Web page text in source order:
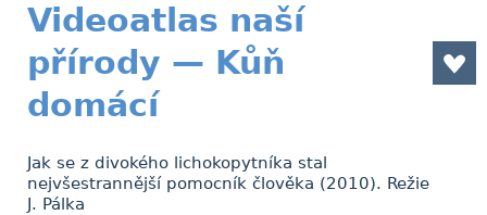
Videoatlas naší
přírody — Kůň
domácí
Jak se z divokého lichokopytníka stal
nejvšestrannější pomocník člověka (2010). Režie
J. Pálka